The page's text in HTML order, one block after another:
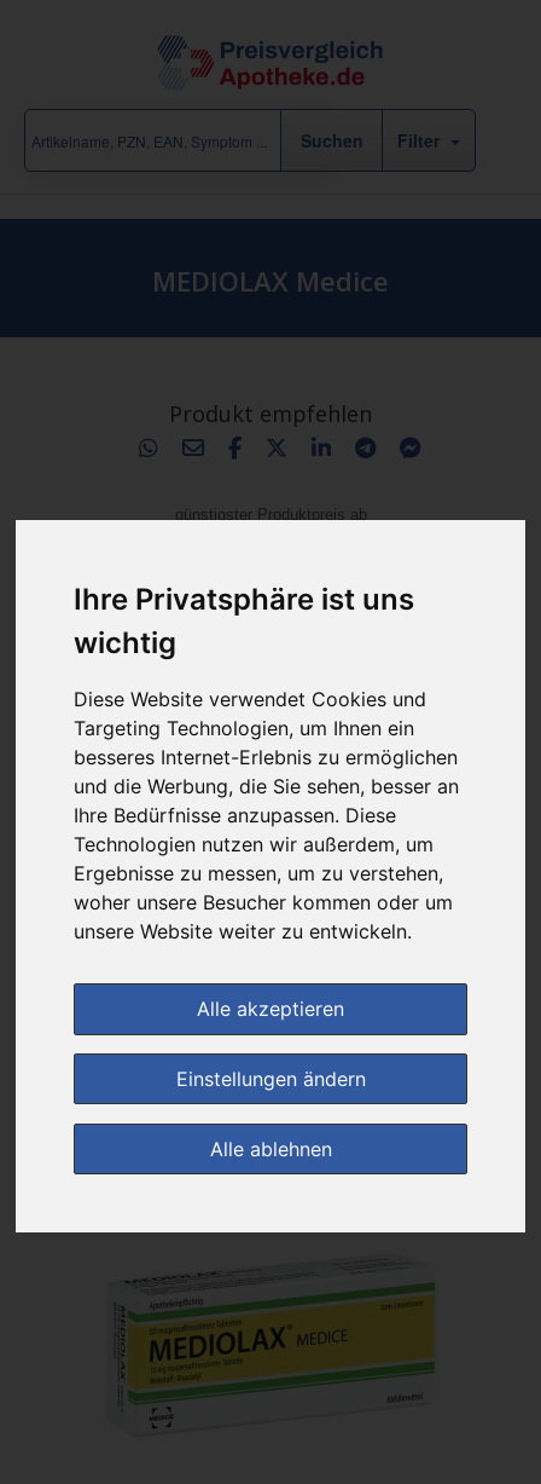
Ihre Privatsphäre ist uns
wichtig
Diese Website verwendet Cookies und
Targeting Technologien, um Ihnen ein
besseres Internet-Erlebnis zu ermöglichen
und die Werbung, die Sie sehen, besser an
Ihre Bedürfnisse anzupassen. Diese
Technologien nutzen wir außerdem, um
Ergebnisse zu messen, um zu verstehen,
woher unsere Besucher kommen oder um
unsere Website weiter zu entwickeln.
Alle akzeptieren
Einstellungen ändern
Alle ablehnen
Filter
MEDIOLAX Medice
Produkt empfehlen
günstigster Produktpreis ab
6,07 €
Apotheke am Clemenshospital
+ 6,50 € Versandkosten
& inkl. MwSt.
Ersparnis: % oder 9,65 € 1
Preis pro 1 ST / 0,12 €
Daten vom 09.08.2026 10:58 Uhr
(1) Jetzt bewerten!
im Shop bestellen
zur Einkaufsliste